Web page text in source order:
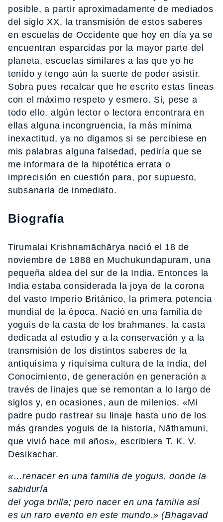
posible, a partir aproximadamente de mediados
del siglo XX, la transmisión de estos saberes
en escuelas de Occidente que hoy en día ya se
encuentran esparcidas por la mayor parte del
planeta, escuelas similares a las que yo he
tenido y tengo aún la suerte de poder asistir.
Sobra pues recalcar que he escrito estas líneas
con el máximo respeto y esmero. Si, pese a
todo ello, algún lector o lectora encontrara en
ellas alguna incongruencia, la más mínima
inexactitud, ya no digamos si se percibiese en
mis palabras alguna falsedad, pediría que se
me informara de la hipotética errata o
imprecisión en cuestión para, por supuesto,
subsanarla de inmediato.
Biografía
Tirumalai Krishnamāchārya nació el 18 de
noviembre de 1888 en Muchukundapuram, una
pequeña aldea del sur de la India. Entonces la
India estaba considerada la joya de la corona
del vasto Imperio Británico, la primera potencia
mundial de la época. Nació en una familia de
yoguis de la casta de los brahmanes, la casta
dedicada al estudio y a la conservación y a la
transmisión de los distintos saberes de la
antiquísima y riquísima cultura de la India, del
Conocimiento, de generación en generación a
través de linajes que se remontan a lo largo de
siglos y, en ocasiones, aun de milenios. «Mi
padre pudo rastrear su linaje hasta uno de los
más grandes yoguis de la historia, Nāthamuni,
que vivió hace mil años», escribiera T. K. V.
Desikachar.
«…renacer en una familia de yoguis, donde la
sabiduría
del yoga brilla; pero nacer en una familia así
es un raro evento en este mundo.» (Bhagavad